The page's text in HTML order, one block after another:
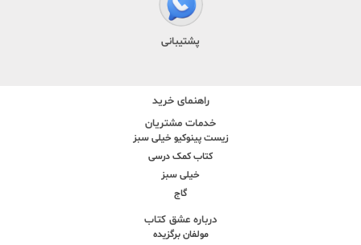
پشتیبانی
راهنمای خرید
خدمات مشتریان
زیست پینوکیو خیلی سبز
کتاب کمک درسی
خیلی سبز
گاج
درباره عشق کتاب
مولفان برگزیده